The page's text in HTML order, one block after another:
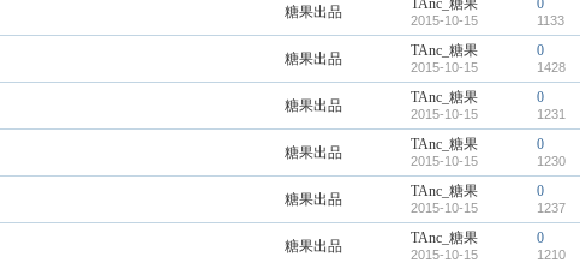
糖果出品 TAnc_糖果
2015-10-15
0
1133
糖果出品 TAnc_糖果
2015-10-15
0
1428
糖果出品 TAnc_糖果
2015-10-15
0
1231
糖果出品 TAnc_糖果
2015-10-15
0
1230
糖果出品 TAnc_糖果
2015-10-15
0
1237
糖果出品 TAnc_糖果
2015-10-15
0
1210